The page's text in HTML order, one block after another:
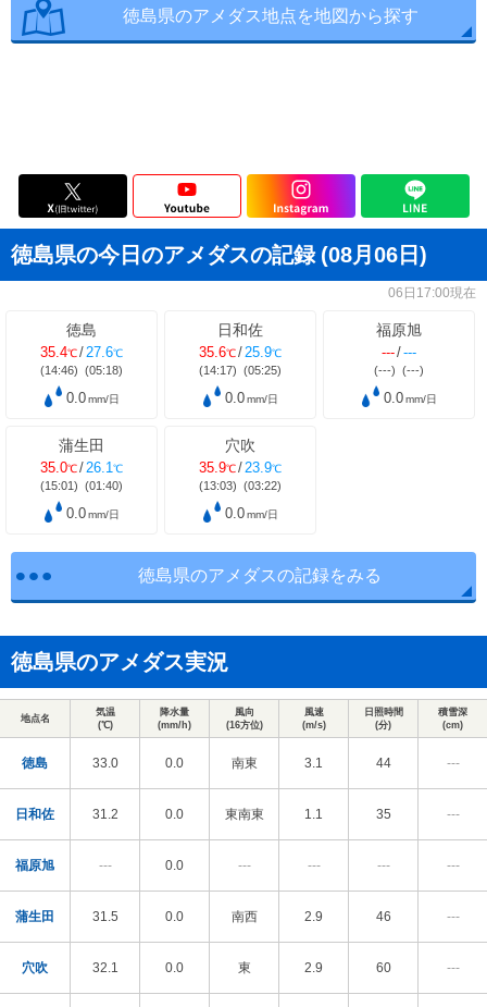
徳島県のアメダス地点を地図から探す
徳島県の今日のアメダスの記録 (08月06日)
06日17:00現在
徳島
35.4℃/27.6℃
(14:46) (05:18)
0.0 mm/日
日和佐
35.6℃ /25.9℃
(14:17) (05:25)
0.0 mm/日
福原旭
---/---
(---) (---)
0.0mm/日
蒲生田
35.0℃/26.1℃
(15:01) (01:40)
0.0 mm/日
穴吹
35.9℃ /23.9℃
(13:03) (03:22)
0.0 mm/日
徳島県のアメダスの記録をみる
徳島県のアメダス実況
地点名
気温
(℃)
降水量
(mm/h)
風向
(16方位)
風速
(m/s)
日照時間
(分)
積雪深
(cm)
徳島 33.0 0.0 南東 3.1 44 ---
日和佐 31.2 0.0 東南東 1.1 35 ---
福原旭 --- 0.0 --- --- --- ---
蒲生田 31.5 0.0 南西 2.9 46 ---
穴吹 32.1 0.0 東 2.9 60 ---